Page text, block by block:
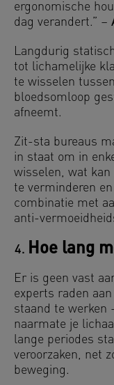
ergonomische
dag verandert.” –
Langdurig
tot lichamelijke
te wisselen
bloedsomloop
afneemt.
Zit-sta bureaus
in staat om in
wisselen, wat
te verminderen
combinatie met
anti-
Hoe lang
Er is geen vast
experts raden
staand te werken
naarmate je
lange periodes
veroorzaken, net
beweging.